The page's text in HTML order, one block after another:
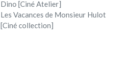
Dino [Ciné Atelier]
Les Vacances de Monsieur Hulot
[Ciné collection]